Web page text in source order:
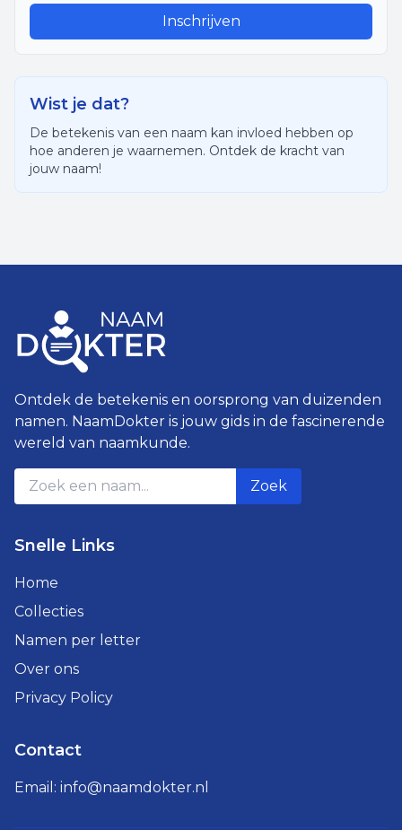
Inschrijven
Wist je dat?
De betekenis van een naam kan invloed hebben op
hoe anderen je waarnemen. Ontdek de kracht van
jouw naam!
Ontdek de betekenis en oorsprong van duizenden
namen. NaamDokter is jouw gids in de fascinerende
wereld van naamkunde.
Zoek
Snelle Links
Home
Collecties
Namen per letter
Over ons
Privacy Policy
Contact
Email: info@naamdokter.nl